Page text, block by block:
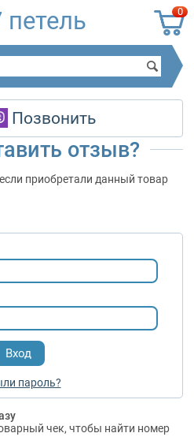
0
петель
Позвонить
отзыв?
приобретали данный товар
пароль?
чек, чтобы найти номер